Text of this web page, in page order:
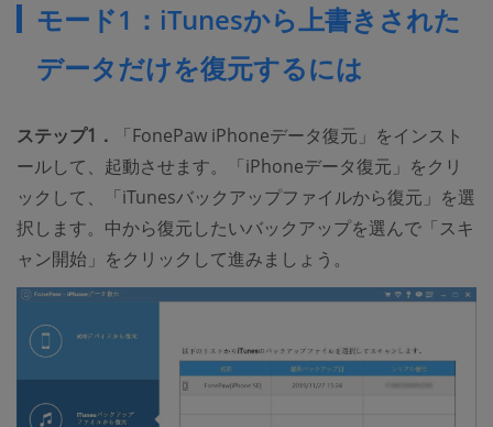
モード1：iTunesから上書きされた
データだけを復元するには
ステップ1．
「FonePaw iPhoneデータ復元」をインスト
ールして、起動させます。「iPhoneデータ復元」をクリ
ックして、「iTunesバックアップファイルから復元」を選
択します。中から復元したいバックアップを選んで「スキ
ャン開始」をクリックして進みましょう。